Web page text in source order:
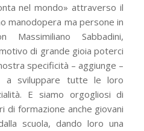
nel mondo» attraverso il
manodopera ma persone in
Massimiliano Sabbadini,
di grande gioia poterci
specificità – aggiunge –
a sviluppare tutte le loro
E siamo orgogliosi di
di formazione anche giovani
scuola, dando loro una